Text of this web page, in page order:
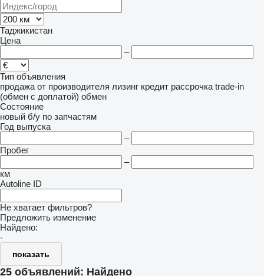
Таджикистан
Цена
–
Тип объявления
продажа от производителя лизинг кредит рассрочка trade-in
(обмен с доплатой) обмен
Состояние
новый б/у по запчастям
Год выпуска
–
Пробег
–
км
Autoline ID
Не хватает фильтров?
Предложить изменение
Найдено:
-
показать
25 объявлений: Найдено